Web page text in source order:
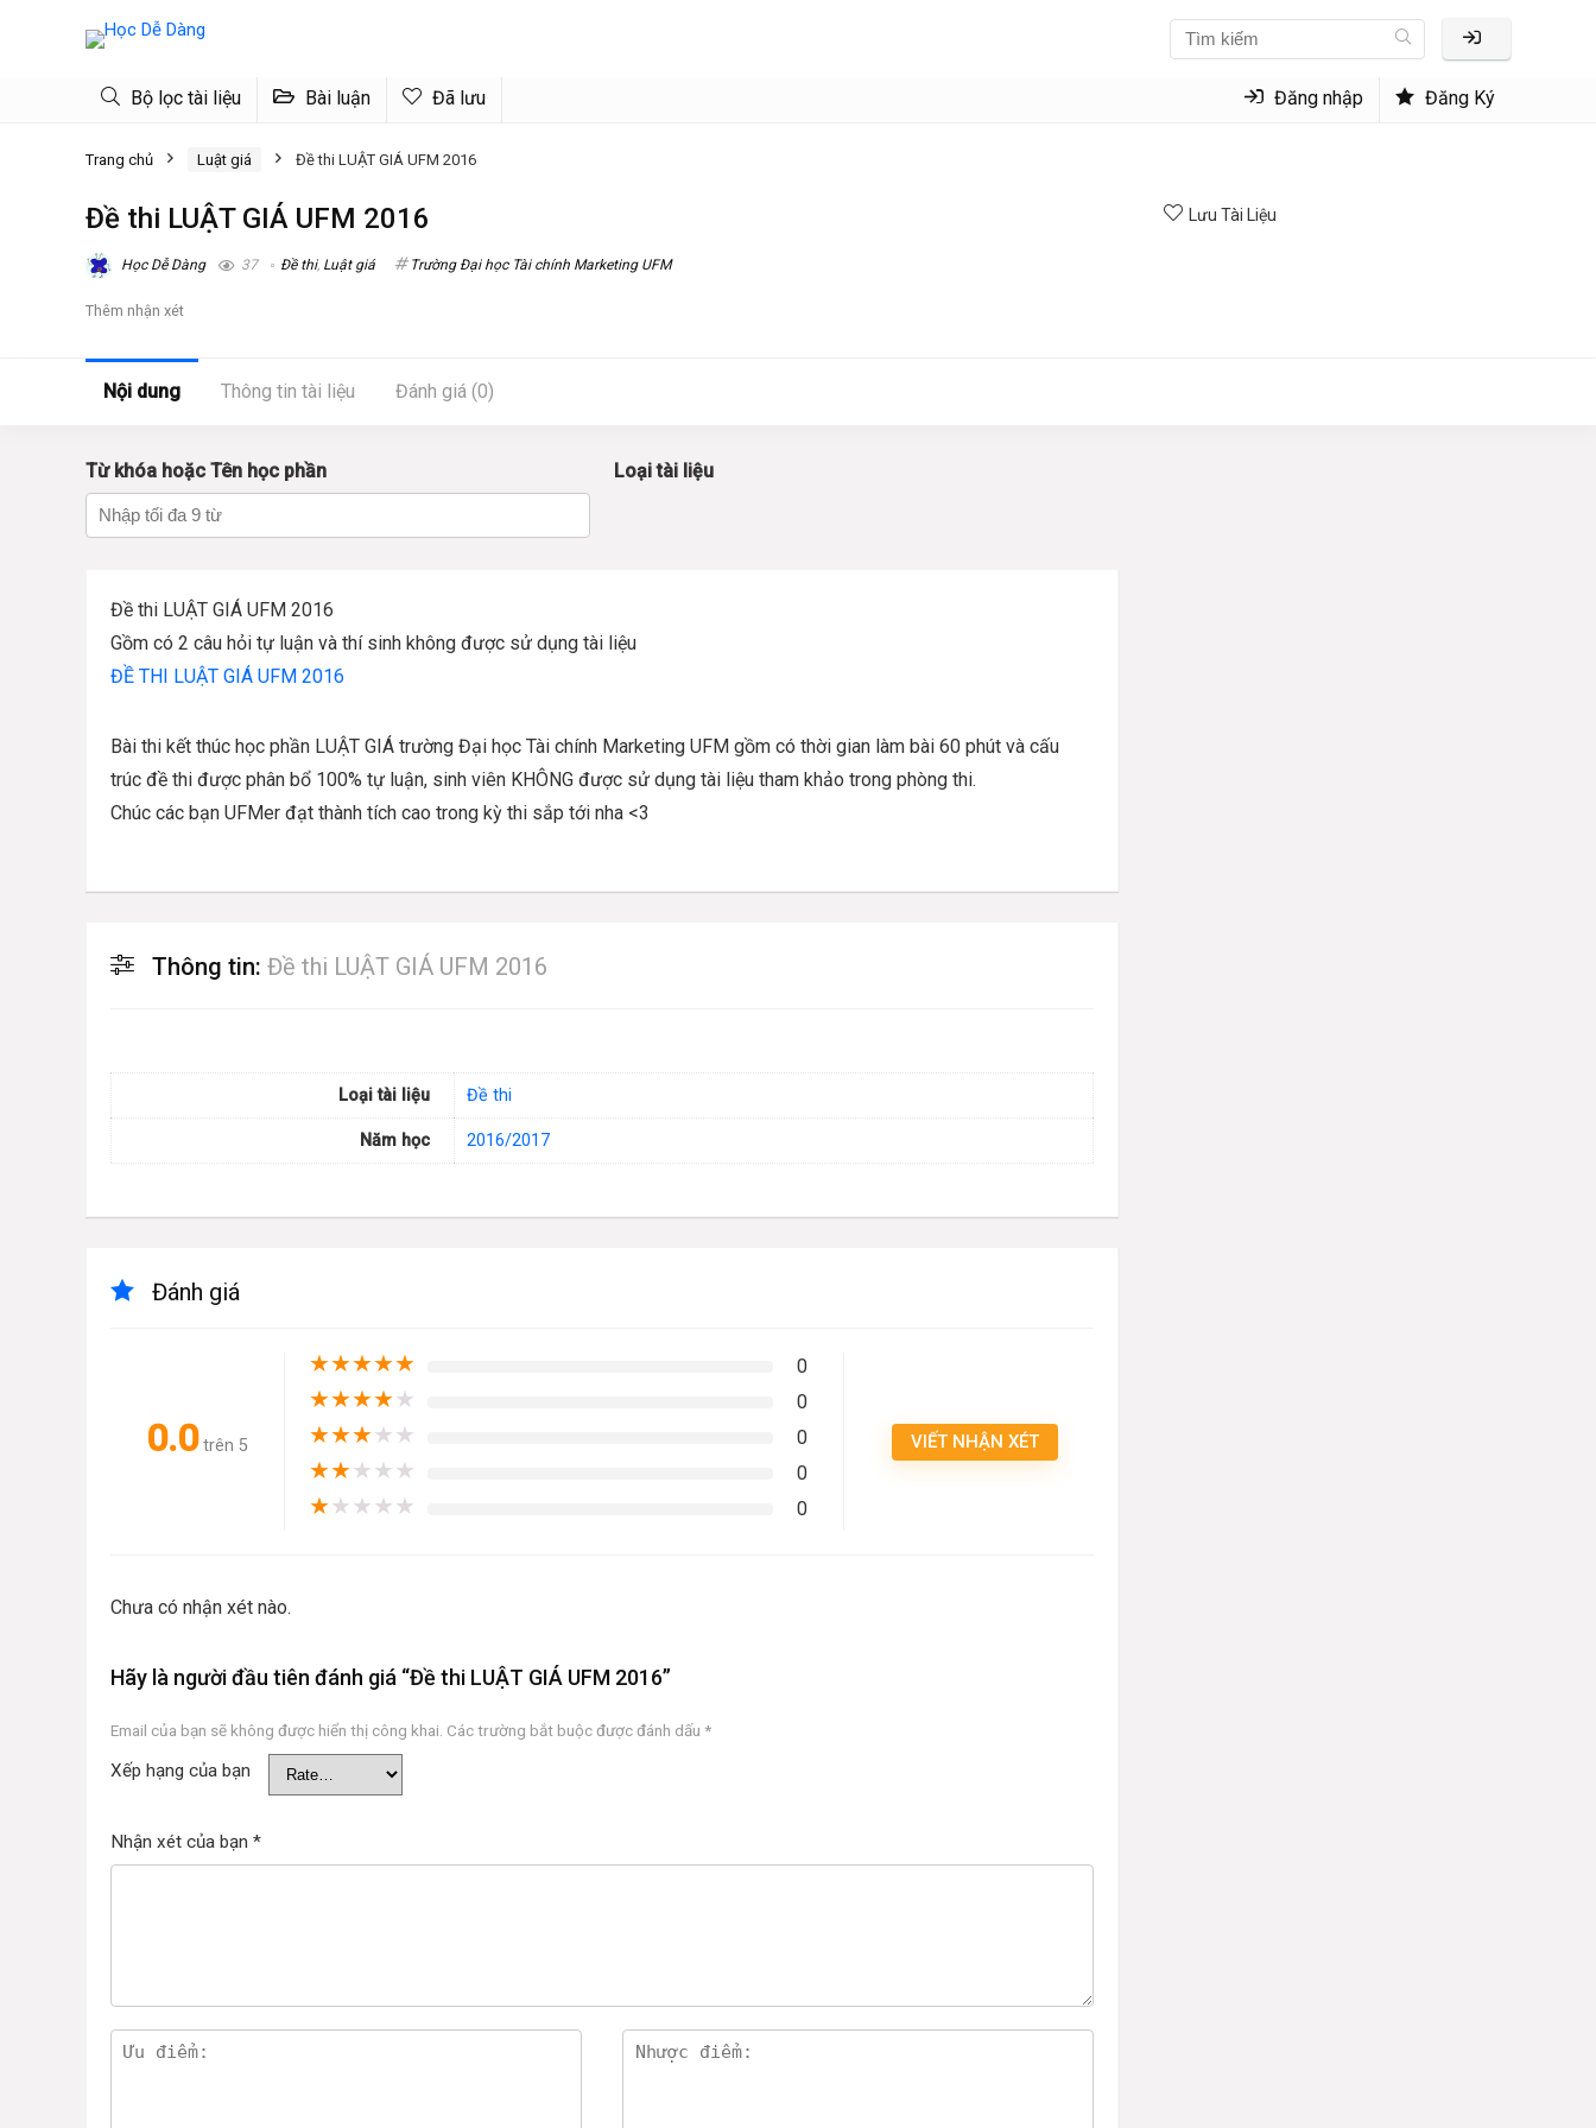
Bộ lọc tài liệu Bài luận Đã lưu Đăng nhập Đăng Ký
Trang chủ Luật giá Đề thi LUẬT GIÁ UFM 2016
Đề thi LUẬT GIÁ UFM 2016
Học Dễ Dàng 37 Đề thi, Luật giá Trường Đại học Tài chính Marketing UFM
Thêm nhận xét
Lưu Tài Liệu
Nội dung Thông tin tài liệu Đánh giá (0)
Từ khóa hoặc Tên học phần Loại tài liệu
Đề thi LUẬT GIÁ UFM 2016
Gồm có 2 câu hỏi tự luận và thí sinh không được sử dụng tài liệu
ĐỀ THI LUẬT GIÁ UFM 2016
Bài thi kết thúc học phần LUẬT GIÁ trường Đại học Tài chính Marketing UFM gồm có thời gian làm bài 60 phút và cấu
trúc đề thi được phân bổ 100% tự luận, sinh viên KHÔNG được sử dụng tài liệu tham khảo trong phòng thi.
Chúc các bạn UFMer đạt thành tích cao trong kỳ thi sắp tới nha <3
Thông tin: Đề thi LUẬT GIÁ UFM 2016
Loại tài liệu Đề thi
Năm học 2016/2017
Đánh giá
0.0 trên 5
★★★★★ 0
★★★★★ 0
★★★★★ 0
★★★★★ 0
★★★★★ 0
VIẾT NHẬN XÉT
Chưa có nhận xét nào.
Hãy là người đầu tiên đánh giá “Đề thi LUẬT GIÁ UFM 2016”
Email của bạn sẽ không được hiển thị công khai. Các trường bắt buộc được đánh dấu *
Xếp hạng của bạn
Nhận xét của bạn *